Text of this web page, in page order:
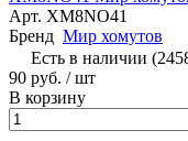
Арт. XМ8NO41
Бренд Мир хомутов
Есть в наличии
90 руб. / шт
В корзину